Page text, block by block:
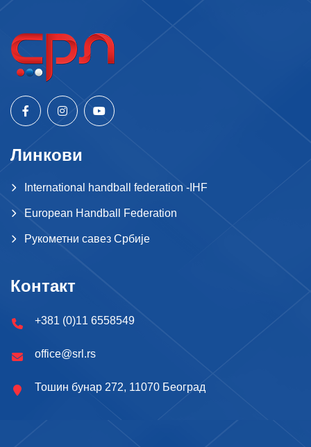
Линкови
International handball federation -IHF
European Handball Federation
Рукометни савез Србије
Контакт
+381 (0)11 6558549
office@srl.rs
Тошин бунар 272, 11070 Београд